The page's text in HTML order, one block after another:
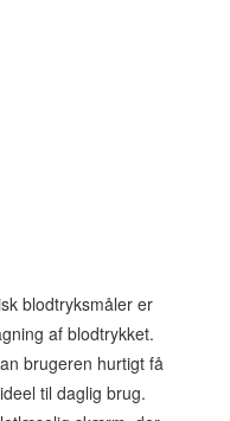
blodtryksmåler er
af blodtrykket.
brugeren hurtigt få
til daglig brug.